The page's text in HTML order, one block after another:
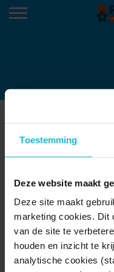
Toestemming
Deze website maakt
Deze site maakt
marketing cookies. Dit
van de site te
houden en inzicht te
analytische cookies